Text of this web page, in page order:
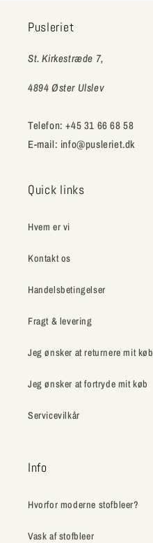
Pusleriet
St. Kirkestræde 7,
4894 Øster Ulslev
Telefon: +45 31 66 68 58
E-mail: info@pusleriet.dk
Quick links
Hvem er vi
Kontakt os
Handelsbetingelser
Fragt & levering
Jeg ønsker at returnere mit køb
Jeg ønsker at fortryde mit køb
Servicevilkår
Info
Hvorfor moderne stofbleer?
Vask af stofbleer